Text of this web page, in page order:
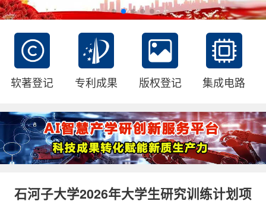
软著登记 专利成果 版权登记 集成电路
石河子大学2026年大学生研究训练计划项